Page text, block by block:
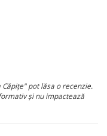
pot lăsa o recenzie.
și nu impactează